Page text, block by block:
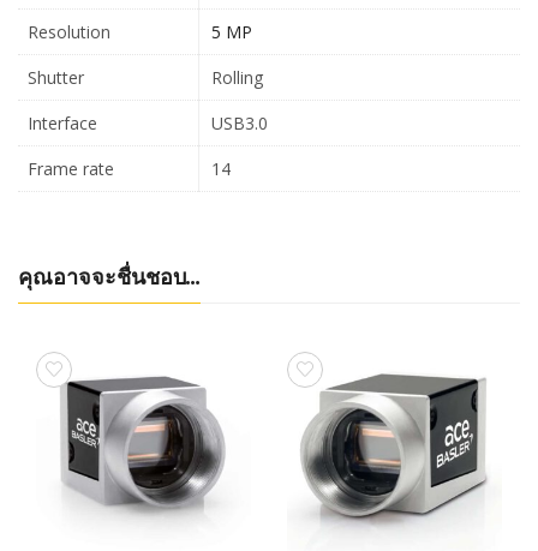
Resolution
5 MP
Shutter
Rolling
Interface
USB3.0
Frame rate
14
คุณอาจจะชื่นชอบ…